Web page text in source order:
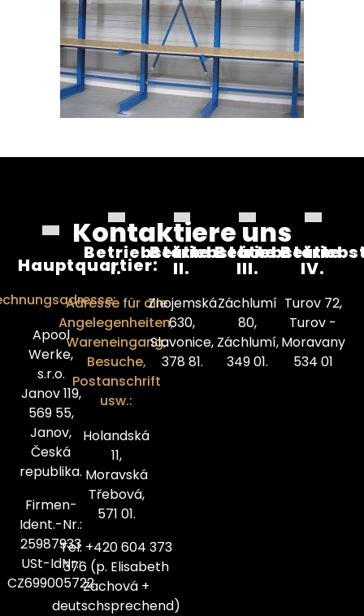
Kontaktiere uns
Hauptquartier:
Apool
Werke,
s.r.o.
Janov 119,
569 55,
Janov,
Česká
republika.
Firmen-
Ident.-Nr.:
25987933
USt-IdNr.:
CZ699005722
Betriebstätte
I.
Adresse für alle
Angelegenheiten,
Wareneingang,
Besuche,
Postanschrift
usw.:
Holandská
11,
Moravská
Třebová,
571 01.
Tel: +420 604 373
376 (p. Elisabeth
Zachová +
deutschsprechend)
Betriebstätte
II.
Znojemská
630,
Slavonice,
378 81.
Betriebstätte
III.
Záchlumí
80,
Záchlumí,
349 01.
IV.
Turov 72,
Turov -
Moravany
534 01